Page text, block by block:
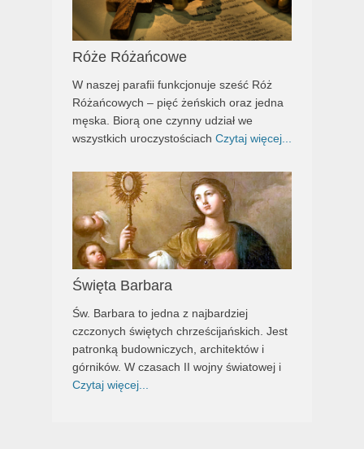
Róże Różańcowe
W naszej parafii funkcjonuje sześć Róż
Różańcowych – pięć żeńskich oraz jedna
męska. Biorą one czynny udział we
wszystkich uroczystościach Czytaj więcej...
Święta Barbara
Św. Barbara to jedna z najbardziej
czczonych świętych chrześcijańskich. Jest
patronką budowniczych, architektów i
górników. W czasach II wojny światowej i
Czytaj więcej...